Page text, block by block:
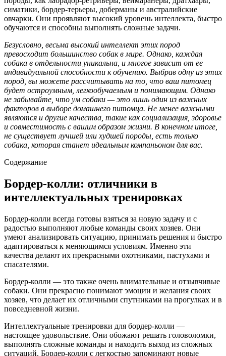
симатики, бордер-терьеры, доберманы и австралийские
овчарки. Они проявляют высокий уровень интеллекта, быстро
обучаются и способны выполнять сложные задачи.
Безусловно, весьма высокий интеллект этих пород
превосходит большинство собак в мире. Однако, каждая
собака в отдельности уникальна, и многое зависит от ее
индивидуальной способности к обучению. Выбрав одну из этих
пород, вы можете рассчитывать на то, что ваш питомец
будет остроумным, легкообучаемым и понимающим. Однако
не забывайте, что ум собаки — это лишь один из важных
факторов в выборе домашнего питомца. Не менее важными
являются и другие качества, такие как социализация, здоровье
и совместимость с вашим образом жизни. В конечном итоге,
не существует лучшей или худшей породы, есть только
собака, которая станет идеальным компаньоном для вас.
Содержание
Бордер-колли: отличники в
интеллектуальных тренировках
Бордер-колли всегда готовы взяться за новую задачу и с
радостью выполняют любые команды своих хозяев. Они
умеют анализировать ситуацию, принимать решения и быстро
адаптироваться к меняющимся условиям. Именно эти
качества делают их прекрасными охотниками, пастухами и
спасателями.
Бордер-колли — это также очень внимательные и отзывчивые
собаки. Они прекрасно понимают эмоции и желания своих
хозяев, что делает их отличными спутниками на прогулках и в
повседневной жизни.
Интеллектуальные тренировки для бордер-колли —
настоящее удовольствие. Они обожают решать головоломки,
выполнять сложные команды и находить выход из сложных
ситуаций. Бордер-колли с легкостью запоминают новые